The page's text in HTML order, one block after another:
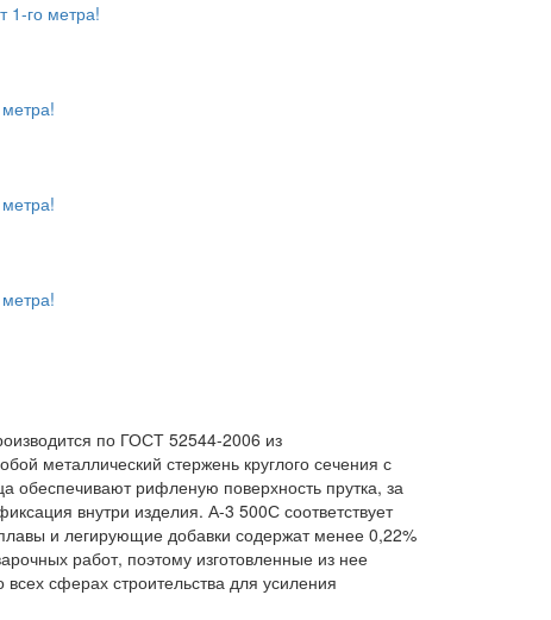
1-го метра!
по ГОСТ 52544-2006 из
металлический стержень круглого сечения с
обеспечивают рифленую поверхность прутка, за
внутри изделия. А-3 500С соответствует
и легирующие добавки содержат менее 0,22%
работ, поэтому изготовленные из нее
сферах строительства для усиления